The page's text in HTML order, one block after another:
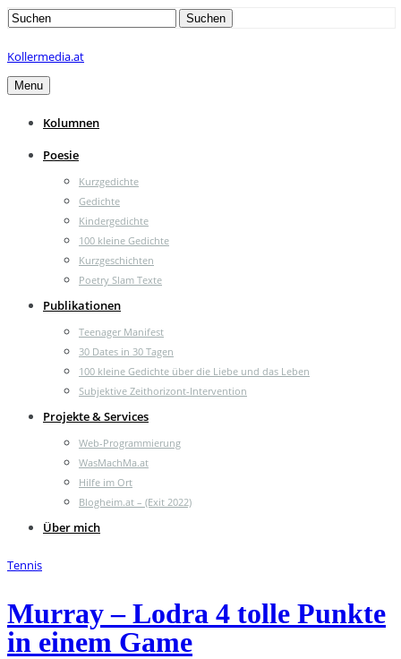
Search
Suchen
Kollermedia.at
Menu
Kolumnen
Poesie
Kurzgedichte
Gedichte
Kindergedichte
100 kleine Gedichte
Kurzgeschichten
Poetry Slam Texte
Publikationen
Teenager Manifest
30 Dates in 30 Tagen
100 kleine Gedichte über die Liebe und das Leben
Subjektive Zeithorizont-Intervention
Projekte & Services
Web-Programmierung
WasMachMa.at
Hilfe im Ort
Blogheim.at – (Exit 2022)
Über mich
Tennis
Murray – Lodra 4 tolle Punkte
in einem Game